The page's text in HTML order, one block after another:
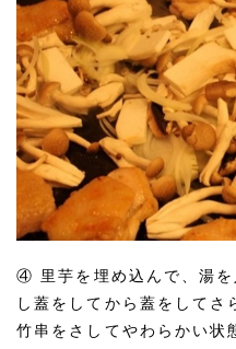
④ 里芋を埋め込んで、湯を
し蓋をしてから蓋をしてさ
竹串をさしてやわらかい状